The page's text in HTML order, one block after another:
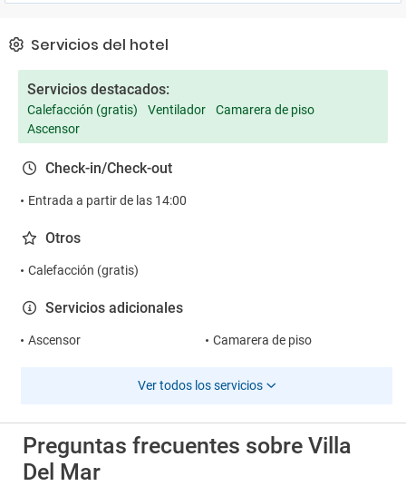
Servicios del hotel
Servicios destacados:
Calefacción (gratis) Ventilador
Camarera de piso
Ascensor
Check-in/Check-out
Entrada a partir de las 14:00
Otros
Calefacción (gratis)
Servicios adicionales
Ascensor Camarera de piso
Ver todos los servicios
Preguntas frecuentes sobre Villa
Del Mar